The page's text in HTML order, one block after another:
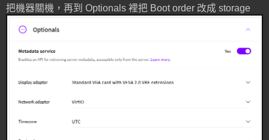
把機器關機，再到 Optionals 裡把 Boot order 改成 storage